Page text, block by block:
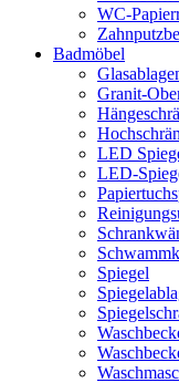
WC-
Badmöbel
Granit-
LED
LED-
Spiegel